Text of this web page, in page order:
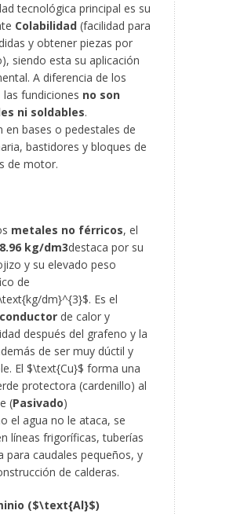
tecnológica principal es su
Colabilidad (facilidad para
y obtener piezas por
siendo esta su aplicación
A diferencia de los
las fundiciones no son
ni soldables.
en bases o pedestales de
bastidores y bloques de
de motor.
metales no férricos, el
kg/dm3destaca por su
y su elevado peso
de
dm}^{3}$. Es el
de calor y
después del grafeno y la
de ser muy dúctil y
El $\text{Cu}$ forma una
protectora (cardenillo) al
(Pasivado)
el agua no le ataca, se
líneas frigoríficas, tuberías
para caudales pequeños, y
de calderas.
($\text{Al}$)